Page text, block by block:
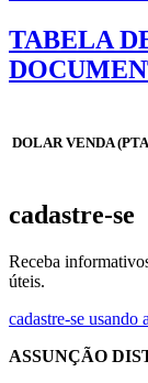
TABELA
DOLAR VENDA
cadastre-se
Receba
úteis.
cadastre-se usando
ASSUNÇÃO